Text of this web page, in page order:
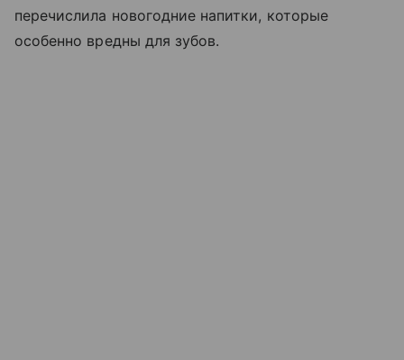
перечислила новогодние напитки, которые
особенно вредны для зубов.